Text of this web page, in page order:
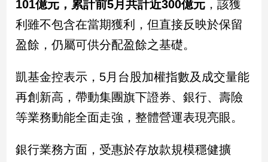
社
會/
方
冠
病
毒
區
101億元，累計前5月共計近300億元 ，該獲
利雖不包含在當期獲利，但直接反映於保留
盈餘，仍屬可供分配盈餘之基礎。
凱基金控表示，5月台股加權指數及成交量能
再創新高，帶動集團旗下證券、銀行、壽險
等業務動能全面走強，整體營運表現亮眼。
銀行業務方面，受惠於存放款規模穩健擴